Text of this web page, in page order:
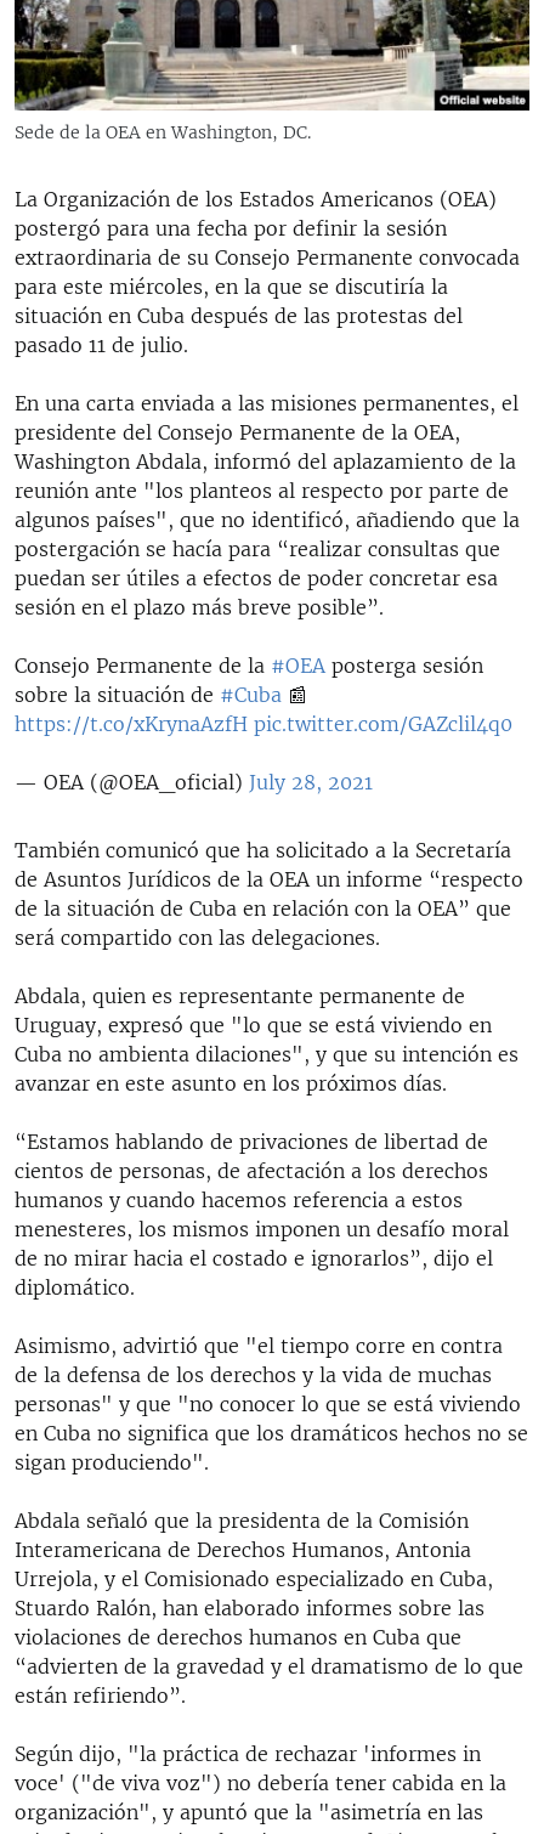
RADIO MARTÍ
ESPECIALES
ESPECIALES
SER VIEJO EN CUBA
KENTU-CUBANO
LOS SANTOS DE HIALEAH
DESINFORMACIÓN RUSA EN AMÉRICA LATINA
MULTIMEDIA
SÍGUENOS
Sede de la OEA en Washington, DC.
La Organización de los Estados Americanos (OEA)
postergó para una fecha por definir la sesión
extraordinaria de su Consejo Permanente convocada
para este miércoles, en la que se discutiría la
situación en Cuba después de las protestas del
pasado 11 de julio.
En una carta enviada a las misiones permanentes, el
presidente del Consejo Permanente de la OEA,
Washington Abdala, informó del aplazamiento de la
reunión ante "los planteos al respecto por parte de
algunos países", que no identificó, añadiendo que la
postergación se hacía para “realizar consultas que
puedan ser útiles a efectos de poder concretar esa
sesión en el plazo más breve posible”.
Consejo Permanente de la #OEA posterga sesión
sobre la situación de #Cuba 📰
https://t.co/xKrynaAzfH pic.twitter.com/GAZclil4q0
— OEA (@OEA_oficial) July 28, 2021
También comunicó que ha solicitado a la Secretaría
de Asuntos Jurídicos de la OEA un informe “respecto
de la situación de Cuba en relación con la OEA” que
será compartido con las delegaciones.
Abdala, quien es representante permanente de
Uruguay, expresó que "lo que se está viviendo en
Cuba no ambienta dilaciones", y que su intención es
avanzar en este asunto en los próximos días.
“Estamos hablando de privaciones de libertad de
cientos de personas, de afectación a los derechos
humanos y cuando hacemos referencia a estos
menesteres, los mismos imponen un desafío moral
de no mirar hacia el costado e ignorarlos”, dijo el
diplomático.
Asimismo, advirtió que "el tiempo corre en contra
de la defensa de los derechos y la vida de muchas
personas" y que "no conocer lo que se está viviendo
en Cuba no significa que los dramáticos hechos no se
sigan produciendo".
Abdala señaló que la presidenta de la Comisión
Interamericana de Derechos Humanos, Antonia
Urrejola, y el Comisionado especializado en Cuba,
Stuardo Ralón, han elaborado informes sobre las
violaciones de derechos humanos en Cuba que
“advierten de la gravedad y el dramatismo de lo que
están refiriendo”.
Según dijo, "la práctica de rechazar 'informes in
voce' ("de viva voz") no debería tener cabida en la
organización", y apuntó que la "asimetría en las